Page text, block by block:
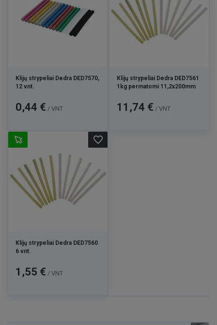
Klijų strypeliai Dedra DED7570,
12 vnt.
Kaina
0,44 € / VNT
Klijų strypeliai Dedra DED7561
1kg permatomi 11,2x200mm
Kaina
11,74 € / VNT
Klijų strypeliai Dedra DED7560
6 vnt.
Kaina
1,55 € / VNT
favorite_border